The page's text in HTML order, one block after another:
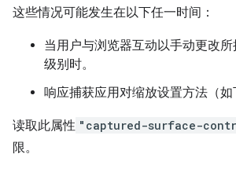
这些情况可能发生在以下任一时间：
当用户与浏览器互动以手动更改
级别时。
响应捕获应用对缩放设置方法（如
读取此属性 "captured-surface-
限。